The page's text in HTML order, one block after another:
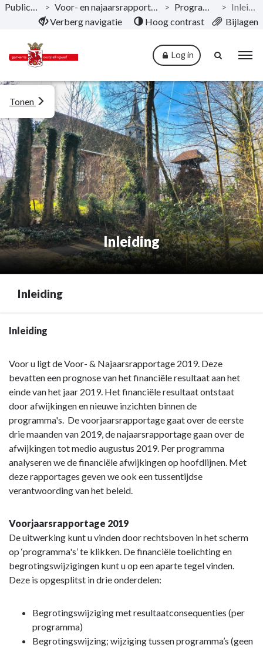
Naar hoofdinhoud
Publicaties > Voor- en najaarsrapportage 2019 > Programma’s >
Inleiding
Verberg navigatie
Hoog contrast Bijlagen
Log in
Inleiding
Tonen
Inleiding
Terug
navigatie
Inleiding
Inleiding
Voor u ligt de Voor- & Najaarsrapportage 2019. Deze
bevatten een prognose van het financiële resultaat aan het
einde van het jaar 2019. Het financiële resultaat ontstaat
door afwijkingen en nieuwe inzichten binnen de
programma's. De voorjaarsrapportage gaat over de eerste
drie maanden van 2019, de najaarsrapportage gaan over de
afwijkingen tot medio augustus 2019. Per programma
analyseren we de financiële afwijkingen op hoofdlijnen. Met
deze rapportages geven we ook een tussentijdse
verantwoording van het beleid.
Voorjaarsrapportage 2019
De uitwerking kunt u vinden door rechtsboven in het scherm
op ‘programma's’ te klikken. De financiële toelichting en
begrotingswijzigingen kunt u op een aparte tegel vinden.
Deze is opgesplitst in drie onderdelen:
Begrotingswijziging met resultaatconsequenties (per
programma)
Begrotingswijzing; wijziging tussen programma’s (geen